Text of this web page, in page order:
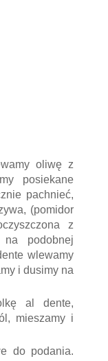
oliwę z
posiekane
pachnieć,
(pomidor
z
na podobnej
wlewamy
i dusimy na
al dente,
mieszamy i
do podania.